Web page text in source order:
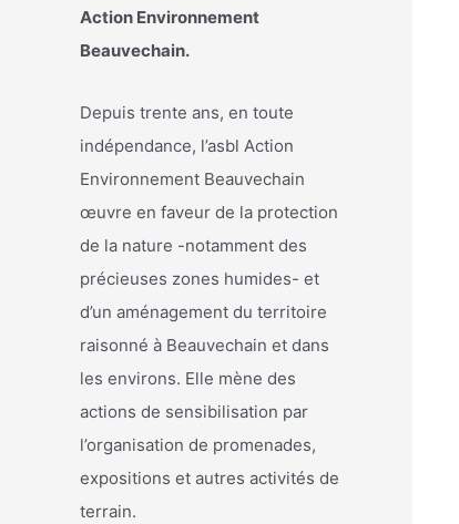
Action Environnement
Beauvechain.
Depuis trente ans, en toute
indépendance, l’asbl Action
Environnement Beauvechain
œuvre en faveur de la protection
de la nature -notamment des
précieuses zones humides- et
d’un aménagement du territoire
raisonné à Beauvechain et dans
les environs. Elle mène des
actions de sensibilisation par
l’organisation de promenades,
expositions et autres activités de
terrain.